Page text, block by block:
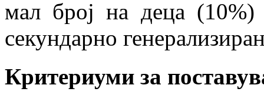
мал број на деца
секундарно
Критериуми за